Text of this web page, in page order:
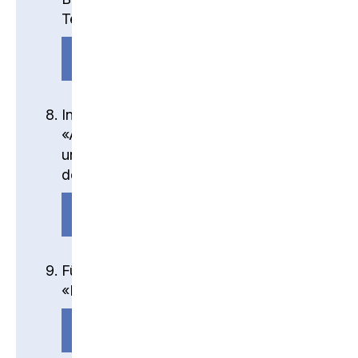
Teams aus.
Installiere das Programm
«Actionbound» für Quizzes, Führungen
und digitale Schnitzeljagden auf
deinem Mobiltelefon.
Füge deinen KSH-Mailaccount in
«Microsoft Outlook» hinzu.